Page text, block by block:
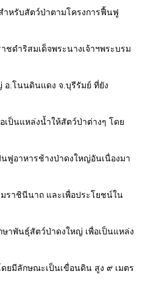
ำหรับสัตว์ป่าตามโครงการฟื้นฟู
ชดำริสมเด็จพระนางเจ้าฯพระบรม
.โนนดินแดง จ.บุรีรัมย์ ที่ยัง
เป็นแหล่งน้ำให้สัตว์ป่าต่างๆ โด
ฟูอาหารช้างป่าดงใหญ่อันเนื่องมา
ราชินีนาถ และเพื่อประโยชน์ใน
าพันธุ์สัตว์ป่าดงใหญ่ เพื่อเป็นแหล่ง
ยมีลักษณะเป็นเขื่อนดิน สูง ๙ เมตร